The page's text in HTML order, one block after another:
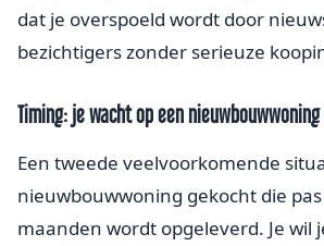
dat je overspoeld wordt door
bezichtigers zonder serieuze
Timing: je wacht op een
Een tweede veelvoorkomende
nieuwbouwwoning gekocht die
maanden wordt opgeleverd. Je wil